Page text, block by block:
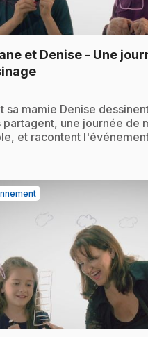
et Denise - Une
.
sa mamie Denise
une journée de
et racontent